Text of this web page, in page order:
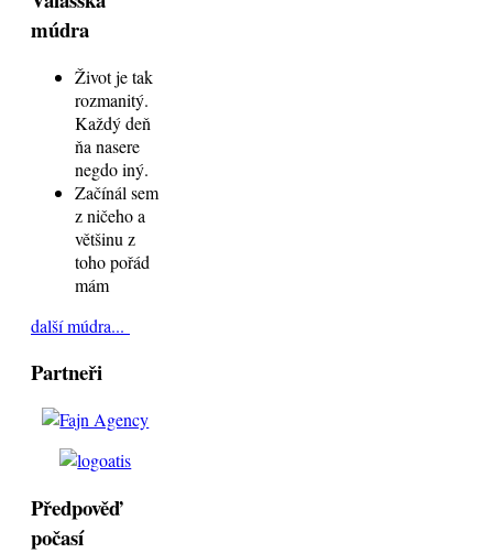
múdra
Život je tak
rozmanitý.
Každý deň
ňa nasere
negdo iný.
Začínál sem
z ničeho a
většinu z
toho pořád
mám
další múdra...
Partneři
Předpověď
počasí